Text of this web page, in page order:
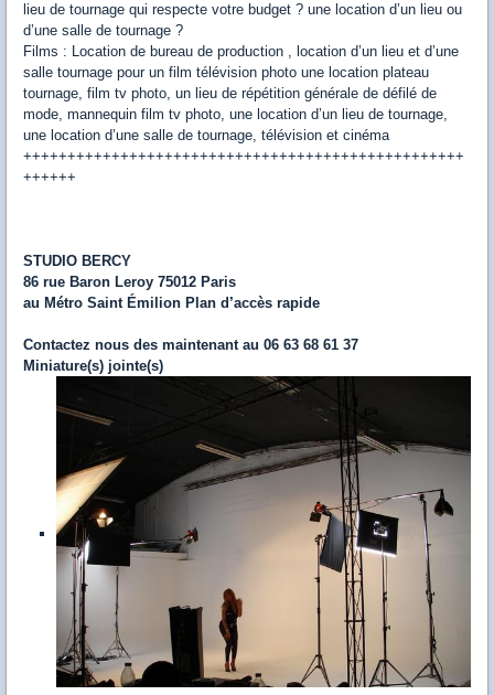
lieu de tournage qui respecte votre budget ? une location d’un lieu ou
d’une salle de tournage ?
Films : Location de bureau de production , location d’un lieu et d’une
salle tournage pour un film télévision photo une location plateau
tournage, film tv photo, un lieu de répétition générale de défilé de
mode, mannequin film tv photo, une location d’un lieu de tournage,
une location d’une salle de tournage, télévision et cinéma
++++++++++++++++++++++++++++++++++++++++++++++++++
++++++
STUDIO BERCY
86 rue Baron Leroy 75012 Paris
au Métro Saint Émilion Plan d’accès rapide
Contactez nous des maintenant au 06 63 68 61 37
Miniature(s) jointe(s)